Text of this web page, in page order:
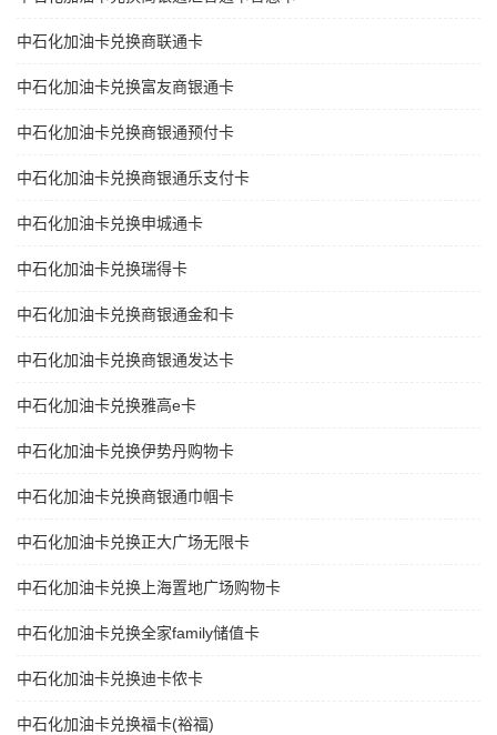
中石化加油卡兑换商联通卡
中石化加油卡兑换富友商银通卡
中石化加油卡兑换商银通预付卡
中石化加油卡兑换商银通乐支付卡
中石化加油卡兑换申城通卡
中石化加油卡兑换瑞得卡
中石化加油卡兑换商银通金和卡
中石化加油卡兑换商银通发达卡
中石化加油卡兑换雅高e卡
中石化加油卡兑换伊势丹购物卡
中石化加油卡兑换商银通巾帼卡
中石化加油卡兑换正大广场无限卡
中石化加油卡兑换上海置地广场购物卡
中石化加油卡兑换全家family储值卡
中石化加油卡兑换迪卡侬卡
中石化加油卡兑换福卡(裕福)